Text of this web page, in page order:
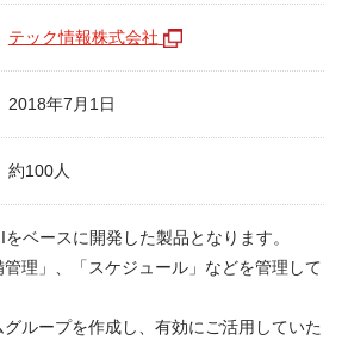
テック情報株式会社
2018年7月1日
約100人
ベースに開発した製品となります。
理」、「スケジュール」などを管理して
ループを作成し、有効にご活用していた